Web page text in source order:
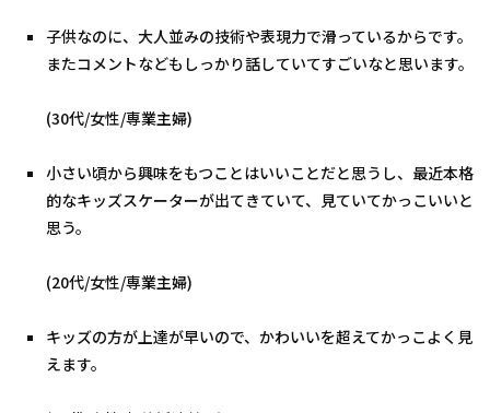
子供なのに、大人並みの技術や表現力で滑っているからです。
またコメントなどもしっかり話していてすごいなと思います。
(30代/女性/専業主婦)
小さい頃から興味をもつことはいいことだと思うし、最近本格
的なキッズスケーターが出てきていて、見ていてかっこいいと
思う。
(20代/女性/専業主婦)
キッズの方が上達が早いので、かわいいを超えてかっこよく見
えます。